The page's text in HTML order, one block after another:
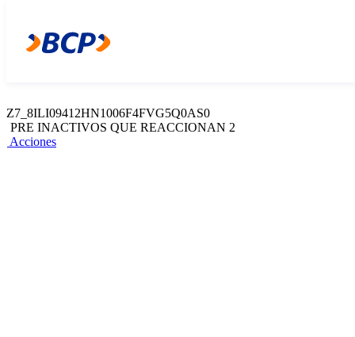
Acciones
Z7_8ILI09412HN1006F4FVG5Q0AS0
PRE INACTIVOS QUE REACCIONAN 2
Acciones